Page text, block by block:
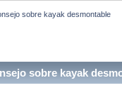
sobre kayak desmontable
sobre kayak